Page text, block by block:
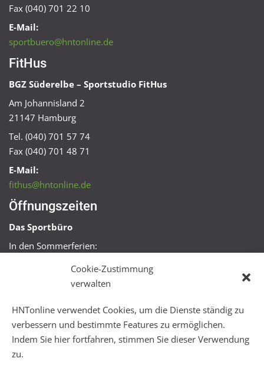
Cookie-Zustimmung
verwalten
HNTonline verwendet Cookies, um die Dienste ständig zu
verbessern und bestimmte Features zu ermöglichen.
Indem Sie hier fortfahren, stimmen Sie dieser Verwendung
zu.
Fax (040) 701 22 10
E-Mail:
sportbuero@hntonline.de
FitHus
BGZ Süderelbe – Sportstudio FitHus
Am Johannisland 2
21147 Hamburg
Tel. (040) 701 57 74
Fax (040) 701 48 71
E-Mail:
fithus@hntonline.de
Öffnungszeiten
Das Sportbüro
In den Sommerferien:
Mo + Mi 16:00 – 18:00 Uhr
Mo – Fr 08:00 – 22:00 Uhr
Sa + So 10:00 – 18:00 Uhr